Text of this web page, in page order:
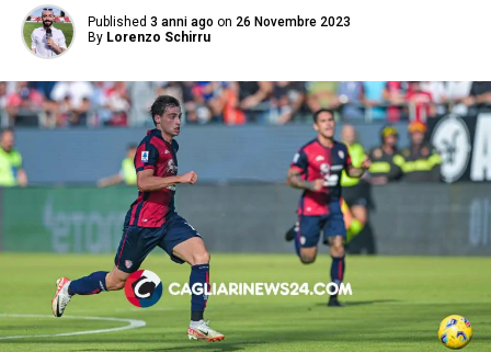
Published 3 anni ago on 26 Novembre 2023
By Lorenzo Schirru